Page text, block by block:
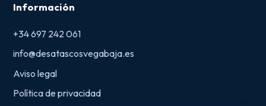
Información
+34 697 242 061
info@desatascosvegabaja.es
Aviso legal
Política de privacidad